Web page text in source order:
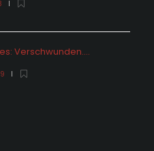
Verschwunden….